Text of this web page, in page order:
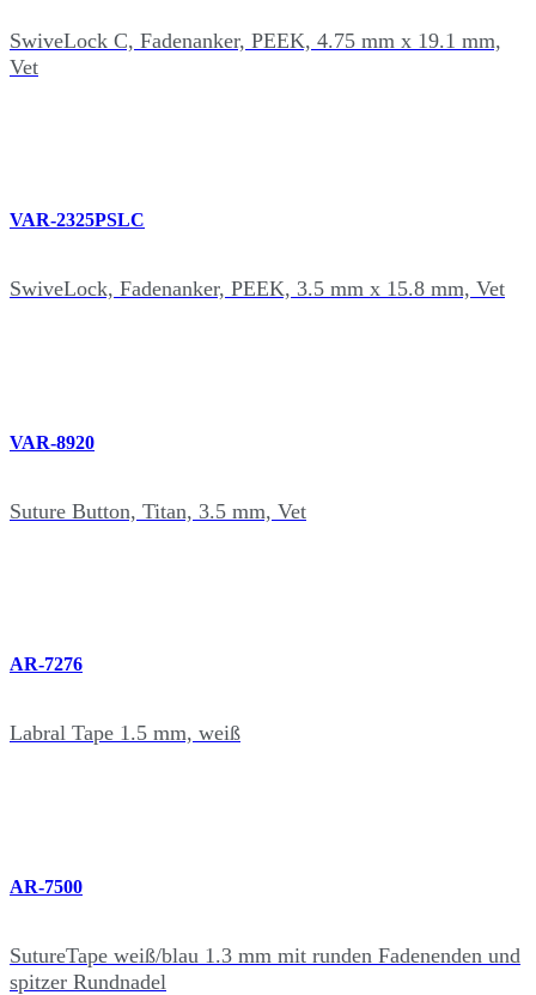
SwiveLock C, Fadenanker, PEEK, 4.75 mm x 19.1 mm,
Vet
VAR-2325PSLC
SwiveLock, Fadenanker, PEEK, 3.5 mm x 15.8 mm, Vet
VAR-8920
Suture Button, Titan, 3.5 mm, Vet
AR-7276
Labral Tape 1.5 mm, weiß
AR-7500
SutureTape weiß/blau 1.3 mm mit runden Fadenenden und
spitzer Rundnadel